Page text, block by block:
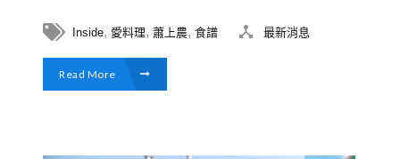
Inside, 愛料理, 蕭上農, 食譜 最新消息
Read More